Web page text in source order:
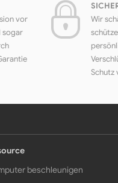
vor
sogar
Wir
Schutz
beschleunigen